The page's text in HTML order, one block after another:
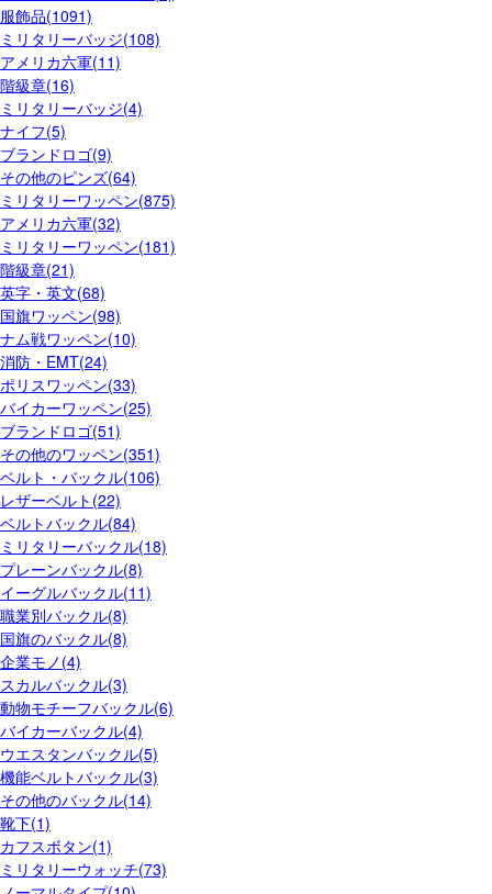
服飾品(1091)
ミリタリーバッジ(108)
アメリカ六軍(11)
階級章(16)
ミリタリーバッジ(4)
ナイフ(5)
ブランドロゴ(9)
その他のピンズ(64)
ミリタリーワッペン(875)
アメリカ六軍(32)
ミリタリーワッペン(181)
階級章(21)
英字・英文(68)
国旗ワッペン(98)
ナム戦ワッペン(10)
消防・EMT(24)
ポリスワッペン(33)
バイカーワッペン(25)
ブランドロゴ(51)
その他のワッペン(351)
ベルト・バックル(106)
レザーベルト(22)
ベルトバックル(84)
ミリタリーバックル(18)
プレーンバックル(8)
イーグルバックル(11)
職業別バックル(8)
国旗のバックル(8)
企業モノ(4)
スカルバックル(3)
動物モチーフバックル(6)
バイカーバックル(4)
ウエスタンバックル(5)
機能ベルトバックル(3)
その他のバックル(14)
靴下(1)
カフスボタン(1)
ミリタリーウォッチ(73)